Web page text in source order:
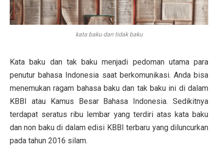
kata baku dan tidak baku
Kata baku dan tak baku menjadi pedoman utama para
penutur bahasa Indonesia saat berkomunikasi. Anda bisa
menemukan ragam bahasa baku dan tak baku ini di dalam
KBBI atau Kamus Besar Bahasa Indonesia. Sedikitnya
terdapat seratus ribu lembar yang terdiri atas kata baku
dan non baku di dalam edisi KBBI terbaru yang diluncurkan
pada tahun 2016 silam.